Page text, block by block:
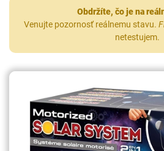
Obdržíte, čo je na
Venujte pozornosť reálnemu stavu.
netestujem.